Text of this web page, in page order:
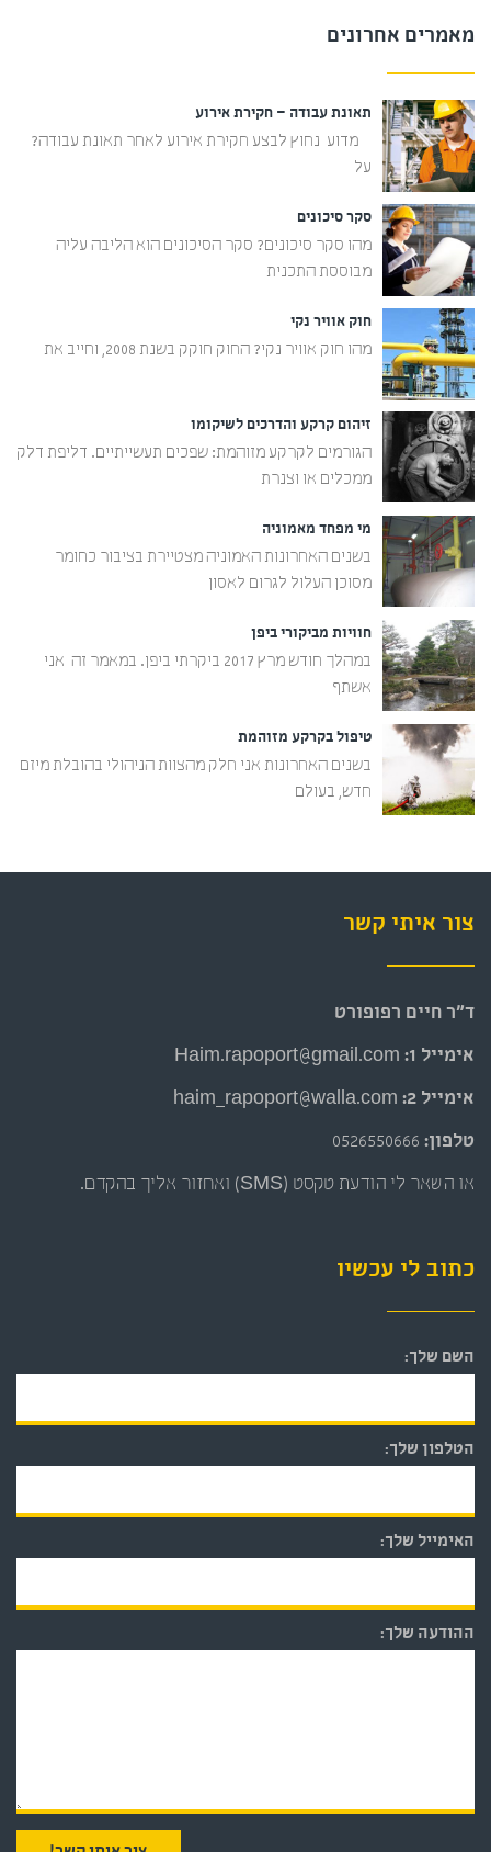
מאמרים אחרונים
תאונת עבודה – חקירת אירוע
מדוע נחוץ לבצע חקירת אירוע לאחר תאונת עבודה?
על
סקר סיכונים
מהו סקר סיכונים? סקר הסיכונים הוא הליבה עליה
מבוססת התכנית
חוק אוויר נקי
מהו חוק אוויר נקי? החוק חוקק בשנת 2008, וחייב את
זיהום קרקע והדרכים לשיקומו
הגורמים לקרקע מזוהמת: שפכים תעשייתיים. דליפת דלק
ממכלים או וצנרת
מי מפחד מאמוניה
בשנים האחרונות האמוניה מצטיירת בציבור כחומר
מסוכן העלול לגרום לאסון
חוויות מביקורי ביפן
במהלך חודש מרץ 2017 ביקרתי ביפן. במאמר זה אני
אשתף
טיפול בקרקע מזוהמת
בשנים האחרונות אני חלק מהצוות הניהולי בהובלת מיזם
חדש, בעולם
צור איתי קשר
ד״ר חיים רפופורט
אימייל 1: Haim.rapoport@gmail.com
אימייל 2: haim_rapoport@walla.com
טלפון: 0526550666
או השאר לי הודעת טקסט (SMS) ואחזור אליך בהקדם.
כתוב לי עכשיו
השם שלך:
הטלפון שלך:
האימייל שלך:
ההודעה שלך: